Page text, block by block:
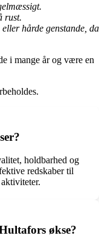
rust.
hårde genstande, da
i mange år og være en
holdbarhed og
redskaber til
økse?